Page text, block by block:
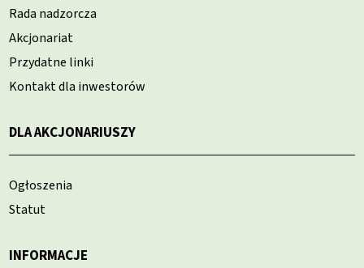
Rada nadzorcza
Akcjonariat
Przydatne linki
Kontakt dla inwestorów
DLA AKCJONARIUSZY
Ogłoszenia
Statut
INFORMACJE